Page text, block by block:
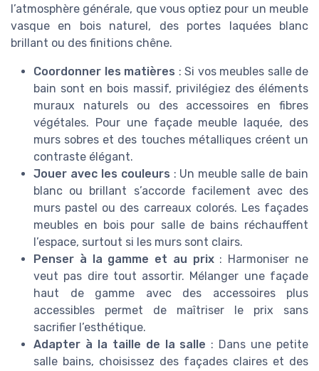
l’atmosphère générale, que vous optiez pour un meuble
vasque en bois naturel, des portes laquées blanc
brillant ou des finitions chêne.
Coordonner les matières : Si vos meubles salle de
bain sont en bois massif, privilégiez des éléments
muraux naturels ou des accessoires en fibres
végétales. Pour une façade meuble laquée, des
murs sobres et des touches métalliques créent un
contraste élégant.
Jouer avec les couleurs : Un meuble salle de bain
blanc ou brillant s’accorde facilement avec des
murs pastel ou des carreaux colorés. Les façades
meubles en bois pour salle de bains réchauffent
l’espace, surtout si les murs sont clairs.
Penser à la gamme et au prix: Harmoniser ne
veut pas dire tout assortir. Mélanger une façade
haut de gamme avec des accessoires plus
accessibles permet de maîtriser le prix sans
sacrifier l’esthétique.
Adapter à la taille de la salle : Dans une petite
salle bains, choisissez des façades claires et des